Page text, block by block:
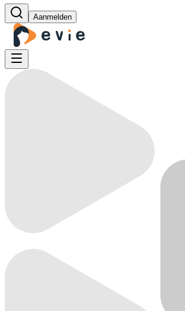
Aanmelden